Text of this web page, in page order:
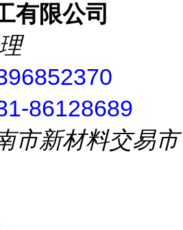
有限公司
86128689
市新材料交易市